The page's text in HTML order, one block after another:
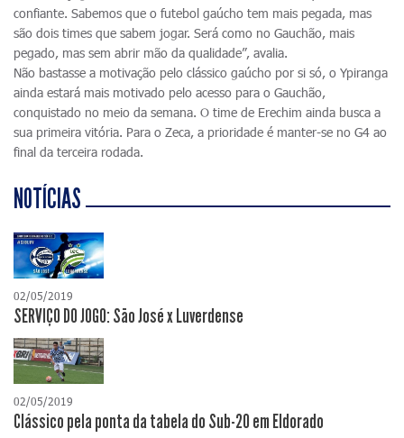
confiante. Sabemos que o futebol gaúcho tem mais pegada, mas
são dois times que sabem jogar. Será como no Gauchão, mais
pegado, mas sem abrir mão da qualidade”, avalia.
Não bastasse a motivação pelo clássico gaúcho por si só, o Ypiranga
ainda estará mais motivado pelo acesso para o Gauchão,
conquistado no meio da semana. O time de Erechim ainda busca a
sua primeira vitória. Para o Zeca, a prioridade é manter-se no G4 ao
final da terceira rodada.
NOTÍCIAS
02/05/2019
SERVIÇO DO JOGO: São José x Luverdense
02/05/2019
Clássico pela ponta da tabela do Sub-20 em Eldorado